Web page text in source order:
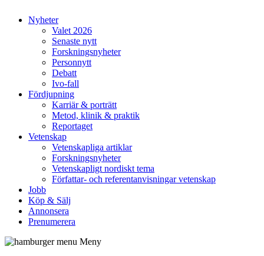
Nyheter
Valet 2026
Senaste nytt
Forskningsnyheter
Personnytt
Debatt
Ivo-fall
Fördjupning
Karriär & porträtt
Metod, klinik & praktik
Reportaget
Vetenskap
Vetenskapliga artiklar
Forskningsnyheter
Vetenskapligt nordiskt tema
Författar- och referentanvisningar vetenskap
Jobb
Köp & Sälj
Annonsera
Prenumerera
Meny